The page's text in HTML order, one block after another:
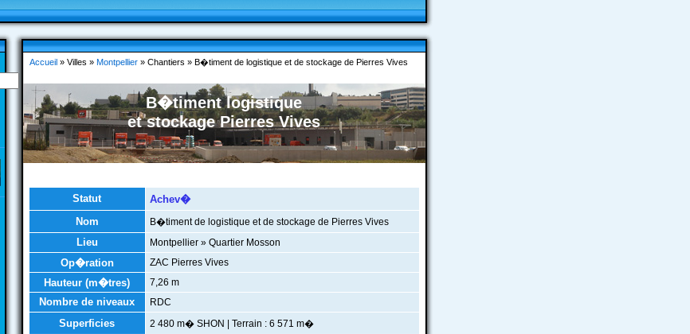
Accueil» Villes » Montpellier» Chantiers » B�timent de logistique et de stockage de Pierres Vives
B�timent logistique
et stockage Pierres Vives
Statut
Achev�
Nom
B�timent de logistique et de stockage de Pierres Vives
Lieu Montpellier » Quartier Mosson
Op�ration ZAC Pierres Vives
Hauteur (m�tres) 7,26 m
Nombre de niveaux RDC
Superficies 2 480 m� SHON | Terrain : 6 571 m�